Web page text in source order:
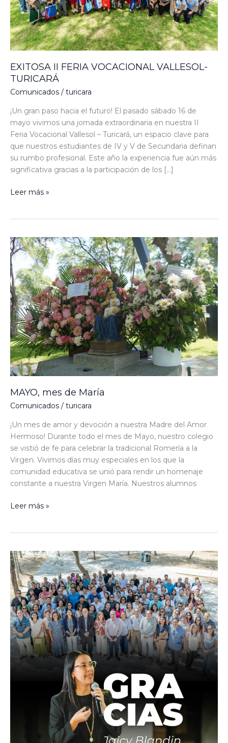
EXITOSA II FERIA VOCACIONAL VALLESOL-
TURICARÁ
Comunicados / turicara
¡Un gran paso hacia el futuro! El pasado sábado 16 de
mayo vivimos una jornada extraordinaria en nuestra II
Feria Vocacional Vallesol – Turicará, un espacio clave para
que nuestros estudiantes de IV y V de Secundaria definan
su rumbo profesional. Este año la experiencia fue aún más
significativa gracias a la participación de los […]
Leer más »
MAYO, mes de María
Comunicados / turicara
¡Un mes de amor y devoción a nuestra Madre del Amor
Hermoso! Durante todo el mes de Mayo, nuestro colegio
se vistió de fe para celebrar la tradicional Romería a la
Virgen. Vivimos días muy especiales en los que la
comunidad educativa se unió para rendir un homenaje
constante a nuestra Virgen María. Nuestros alumnos
MAYO,
mes
de
María
Leer más »
JORNADAS
FAMILIARES
CON
JAICY
BLANDÍN